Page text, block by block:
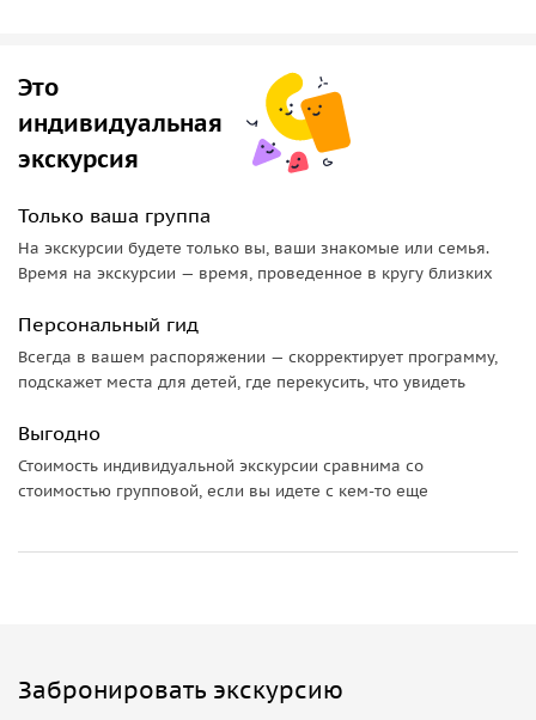
Это
индивидуальная
экскурсия
Только ваша группа
На экскурсии будете только вы, ваши знакомые или семья.
Время на экскурсии — время, проведенное в кругу близких
Персональный гид
Всегда в вашем распоряжении — скорректирует программу,
подскажет места для детей, где перекусить, что увидеть
Выгодно
Стоимость индивидуальной экскурсии сравнима со
стоимостью групповой, если вы идете с кем-то еще
Забронировать экскурсию